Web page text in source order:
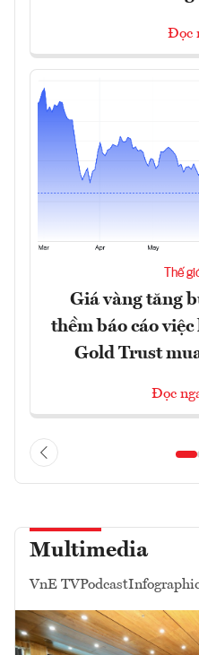
Đọc
Thế
Giá vàng tăng
thềm báo cáo
Gold Trust
Đọc
Multimedia
VnE TVPodcast